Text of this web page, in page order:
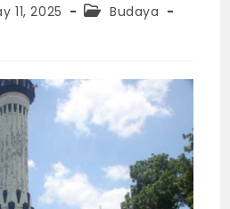
11, 2025
PostBudaya